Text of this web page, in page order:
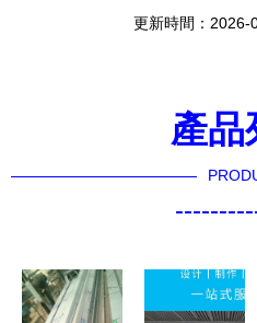
更新時間：2026-
產品